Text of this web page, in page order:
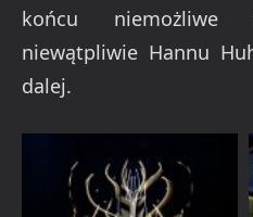
końcu
niewątpliwie Hannu
dalej.